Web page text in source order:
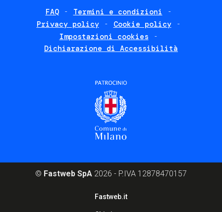
FAQ
Termini e condizioni
Privacy policy
Cookie policy
Impostazioni cookies
Dichiarazione di Accessibilità
© Fastweb SpA 2026 - P.IVA 12878470157
Fastweb.it